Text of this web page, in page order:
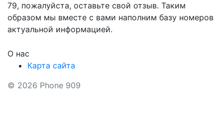
79, пожалуйста, оставьте свой отзыв. Таким
образом мы вместе с вами наполним базу номеров
актуальной информацией.
О нас
Карта сайта
© 2026 Phone 909